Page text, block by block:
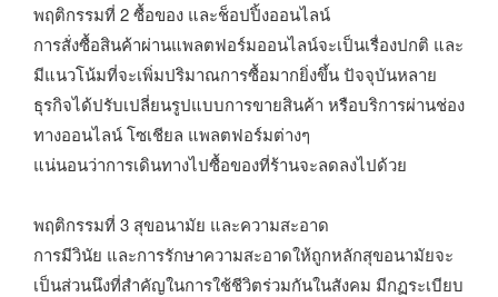
พฤติกรรมที่ 2 ซื้อของ และช็อปปิ้งออนไลน์
การสั่งซื้อสินค้าผ่านแพลตฟอร์มออนไลน์จะเป็นเรื่องปกติ และ
มีแนวโน้มที่จะเพิ่มปริมาณการซื้อมากยิ่งขึ้น ปัจจุบันหลาย
ธุรกิจได้ปรับเปลี่ยนรูปแบบการขายสินค้า หรือบริการผ่านช่อง
ทางออนไลน์ โซเชียล แพลตฟอร์มต่างๆ
แน่นอนว่าการเดินทางไปซื้อของที่ร้านจะลดลงไปด้วย
พฤติกรรมที่ 3 สุขอนามัย และความสะอาด
การมีวินัย และการรักษาความสะอาดให้ถูกหลักสุขอนามัยจะ
เป็นส่วนนึงที่สำคัญในการใช้ชีวิตร่วมกันในสังคม มีกฏระเบียบ